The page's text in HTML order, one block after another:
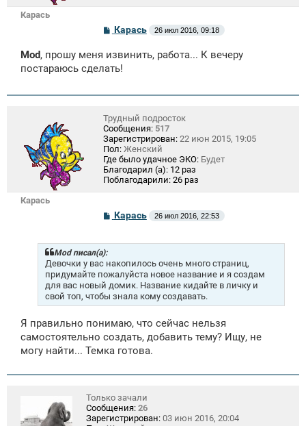
Карась
С
о
б
щ
и
Карась 26 июл 2016, 09:18
Mod, прошу меня извинить, работа... К вечеру
постараюсь сделать!
Карась
Трудный подросток
Сообщения: 517
Зарегистрирован: 22 июн 2015, 19:05
Пол: Женский
Где было удачное ЭКО: Будет
Благодарил (а): 12 раз
Поблагодарили: 26 раз
С
о
б
е
н
и
е
Карась 26 июл 2016, 22:53
Mod писал(а):
Девочки у вас накопилось очень много страниц,
придумайте пожалуйста новое название и я создам
для вас новый домик. Название кидайте в личку и
свой топ, чтобы знала кому создавать.
Я правильно понимаю, что сейчас нельзя
самостоятельно создать, добавить тему? Ищу, не
могу найти... Темка готова.
Только зачали
Сообщения: 26
Зарегистрирован: 03 июн 2016, 20:04